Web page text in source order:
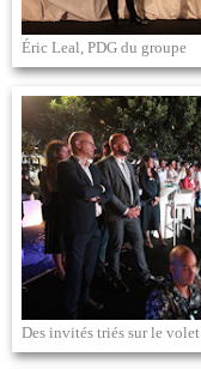
Éric Leal, PDG du groupe
Des invités triés sur le volet